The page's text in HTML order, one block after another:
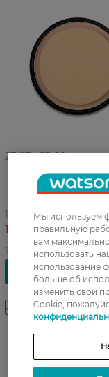
27 07 - 23 08
Пудра для лица LN
Professional Matt
матированная
тон 104 12 г
195,99 ГРН
136,99 ГРН
-30%
Мы используем
правильную
вам
использовать
использование
больше об
изменить свои
Cookie,